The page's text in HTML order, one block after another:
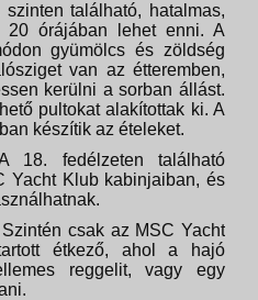
található, hatalmas,
20 órájában lehet enni. A
gyümölcs és zöldség
van az étteremben,
kerülni a sorban állást.
pultokat alakítottak ki. A
készítik az ételeket.
18. fedélzeten található
Yacht Klub kabinjaiban, és
csak az MSC Yacht
étkező, ahol a hajó
reggelit, vagy egy